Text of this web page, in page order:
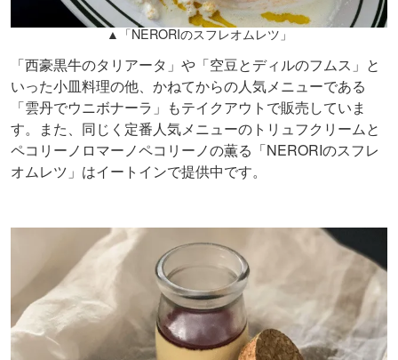
▲「NERORIのスフレオムレツ」
「西豪黒牛のタリアータ」や「空豆とディルのフムス」と
いった小皿料理の他、かねてからの人気メニューである
「雲丹でウニボナーラ」もテイクアウトで販売していま
す。また、同じく定番人気メニューのトリュフクリームと
ペコリーノロマーノペコリーノの薫る「NERORIのスフレ
オムレツ」はイートインで提供中です。